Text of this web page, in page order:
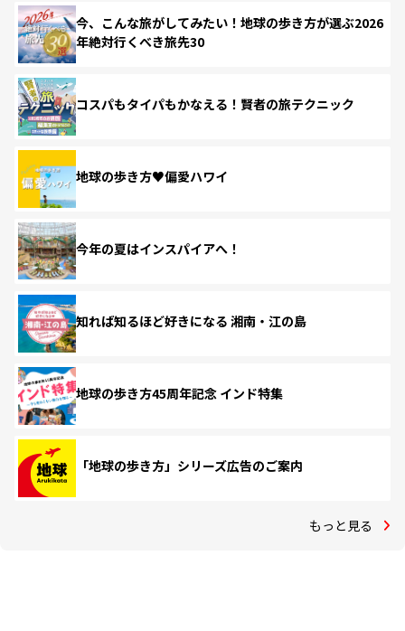
今、こんな旅がしてみたい！地球の歩き方が選ぶ2026
年絶対行くべき旅先30
コスパもタイパもかなえる！賢者の旅テクニック
地球の歩き方♥偏愛ハワイ
今年の夏はインスパイアへ！
知れば知るほど好きになる 湘南・江の島
地球の歩き方45周年記念 インド特集
「地球の歩き方」シリーズ広告のご案内
もっと見る